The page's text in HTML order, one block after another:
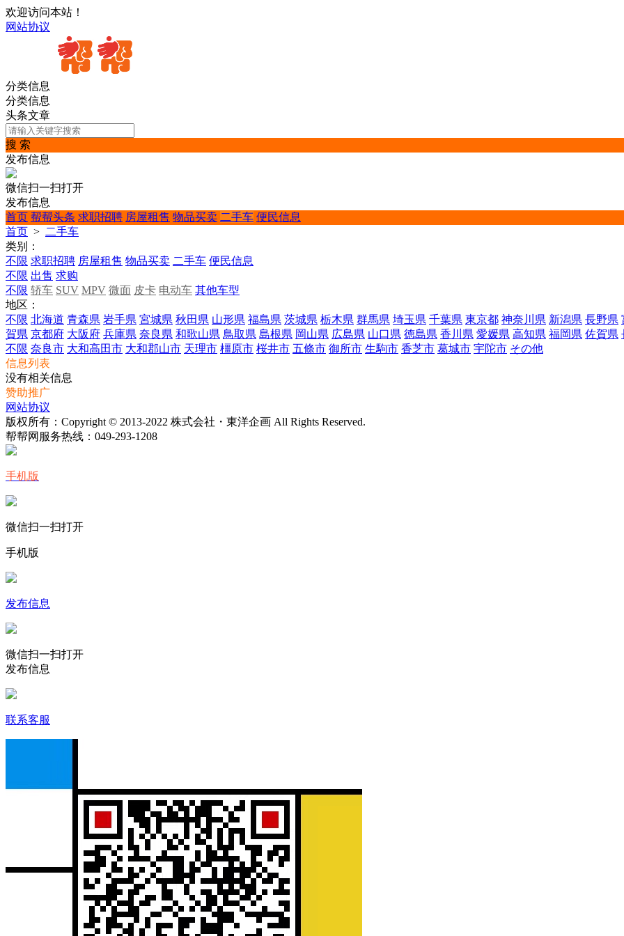
欢迎访问本站！
网站协议
分类信息
分类信息
头条文章
搜 索
发布信息
微信扫一扫打开
发布信息
首页 帮帮头条 求职招聘 房屋租售 物品买卖 二手车 便民信息
首页 > 二手车
类别：
不限 求职招聘 房屋租售 物品买卖 二手车 便民信息
不限 出售 求购
不限 轿车 SUV MPV 微面 皮卡 电动车 其他车型
地区：
不限 北海道 青森県 岩手県 宮城県 秋田県 山形県 福島県 茨城県 栃木県 群馬県 埼玉県 千葉県 東京都 神奈川県 新潟県 長野県
賀県 京都府 大阪府 兵庫県 奈良県 和歌山県 鳥取県 島根県 岡山県 広島県 山口県 徳島県 香川県 愛媛県 高知県 福岡県 佐賀県
不限 奈良市 大和高田市 大和郡山市 天理市 橿原市 桜井市 五條市 御所市 生駒市 香芝市 葛城市 宇陀市 その他
信息列表
没有相关信息
赞助推广
网站协议
版权所有：Copyright © 2013-2022 株式会社・東洋企画 All Rights Reserved.
帮帮网服务热线： 049-293-1208
手机版
微信扫一扫打开
手机版
发布信息
微信扫一扫打开
发布信息
联系客服